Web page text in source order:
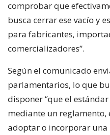
comprobar que
busca cerrar ese vacío y
para fabricantes,
comercializadores”.
Según el comunicado
parlamentarios, lo que
disponer “que el
mediante un reglamento,
adoptar o incorporar una